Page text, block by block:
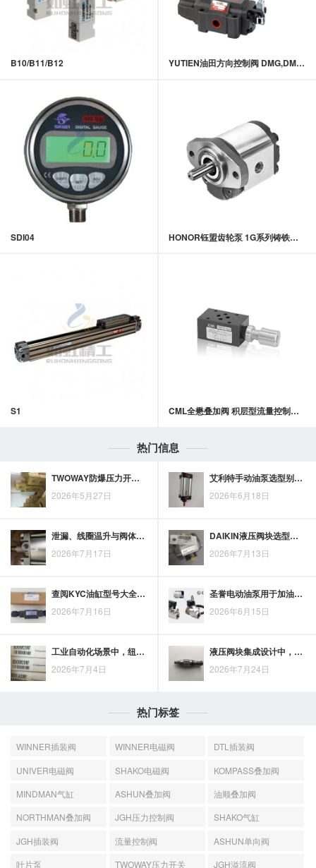
B10/B11/B12 YUTIEN油田方向控制阀 DMG,DMT,DRT系列手动换向阀
SDI04 HONOR钰盟齿轮泵 1G系列铸铁齿轮泵
S1 CML全懋叠加阀 积层型流量控制阀 MT-02,MT-03系列
热门信息
TWOWAY防爆压力开关选型要点，面向工业现场安全控制需求
2026年5月27日
艾利特手动油泵选型别只看压力：流量与接口规格也要同步核对
2026年6月18日
泄漏、线圈温升与阀体清洁：芳锐真空电磁阀日常维护检查项
2026年7月17日
DAIKIN液压阀块选型要点：结合工况做出合理选择
2026年7月13日
查阅KYC油缸型号大全时，缸径、杆径、行程与安装方式如何对应
2026年7月16日
圣誉电动油泵用于加油场景，安全稳定更适合日常油品输送
2026年6月15日
工业自动化场景中，纽曼标准气缸的技术特点与应用价值
2026年7月4日
液压阀块集成设计中，力士乐插装阀的布置与回路控制要点
2026年7月24日
热门标签
WINNER插装阀 WINNER电磁阀
DTL插装阀
UNIVER电磁阀
SHAKO电磁阀
KOMPASS叠加阀
MINDMAN气缸
ASHUN叠加阀
油顺叠加阀
NORTHMAN叠加阀
JGH压力控制阀
SHAKO气缸
JGH插装阀
流量控制阀
ASHUN单向阀
叶片泵
TWOWAY压力开关 JGH溢流阀